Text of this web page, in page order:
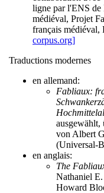
ligne par l'ENS de
médiéval, Projet
français médiéval,
corpus.org]
Traductions modernes
en allemand:
Fabliaux:
ausgewählt,
von Albert
(Universal-
en anglais:
The
Nathaniel
Howard